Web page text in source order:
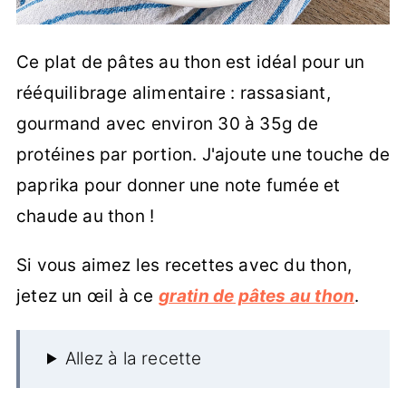
Ce plat de pâtes au thon est idéal pour un
rééquilibrage alimentaire : rassasiant,
gourmand avec environ 30 à 35g de
protéines par portion. J'ajoute une touche de
paprika pour donner une note fumée et
chaude au thon !
Si vous aimez les recettes avec du thon,
jetez un œil à ce gratin de pâtes au thon.
Allez à la recette